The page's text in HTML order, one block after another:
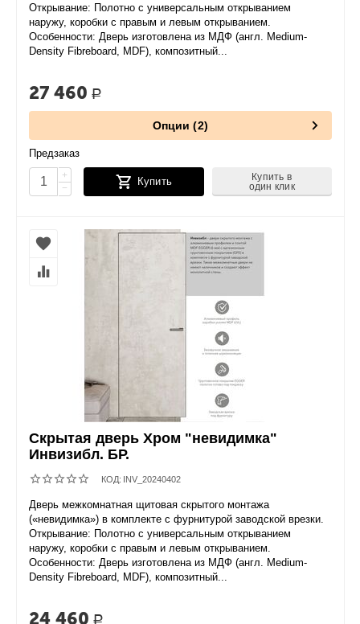
Открывание: Полотно с универсальным открыванием
наружу, коробки с правым и левым открыванием.
Особенности: Дверь изготовлена из МДФ (англ. Medium-
Density Fibreboard, MDF), композитный...
27 460 Р
Опции (2)
Предзаказ
+
−
Купить
Купить в
один клик
Скрытая дверь Хром "невидимка"
Инвизибл. БР.
КОД: INV_20240402
Дверь межкомнатная щитовая скрытого монтажа
(«невидимка») в комплекте с фурнитурой заводской врезки.
Открывание: Полотно с универсальным открыванием
наружу, коробки с правым и левым открыванием.
Особенности: Дверь изготовлена из МДФ (англ. Medium-
Density Fibreboard, MDF), композитный...
24 460 Р